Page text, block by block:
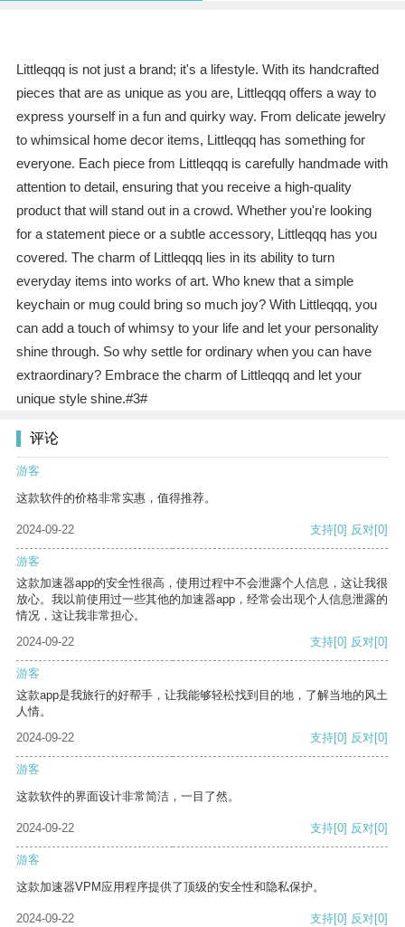
Littleqqq is not just a brand; it's a lifestyle. With its handcrafted
pieces that are as unique as you are, Littleqqq offers a way to
express yourself in a fun and quirky way. From delicate jewelry
to whimsical home decor items, Littleqqq has something for
everyone. Each piece from Littleqqq is carefully handmade with
attention to detail, ensuring that you receive a high-quality
product that will stand out in a crowd. Whether you're looking
for a statement piece or a subtle accessory, Littleqqq has you
covered. The charm of Littleqqq lies in its ability to turn
everyday items into works of art. Who knew that a simple
keychain or mug could bring so much joy? With Littleqqq, you
can add a touch of whimsy to your life and let your personality
shine through. So why settle for ordinary when you can have
extraordinary? Embrace the charm of Littleqqq and let your
unique style shine.#3#
评论
游客
这款软件的价格非常实惠，值得推荐。
2024-09-22 支持[0] 反对[0]
游客
这款加速器app的安全性很高，使用过程中不会泄露个人信息，这让我很
放心。我以前使用过一些其他的加速器app，经常会出现个人信息泄露的
情况，这让我非常担心。
2024-09-22
支持[0] 反对[0]
游客
这款app是我旅行的好帮手，让我能够轻松找到目的地，了解当地的风土
人情。
2024-09-22
支持[0] 反对[0]
游客
这款软件的界面设计非常简洁，一目了然。
2024-09-22 支持[0] 反对[0]
游客
这款加速器VPM应用程序提供了顶级的安全性和隐私保护。
2024-09-22 支持[0] 反对[0]